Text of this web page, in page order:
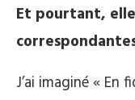
Et pourtant,
J’ai imaginé « En